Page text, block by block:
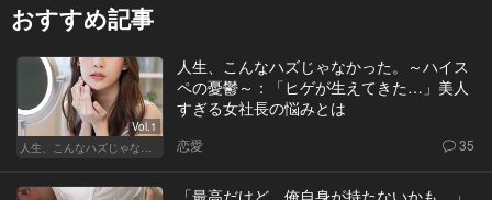
おすすめ記事
Vol.1
人生、こんなハズじゃなかった。～ハイスペの憂鬱～
人生、こんなハズじゃなかった。～ハイス
ペの憂鬱～：「ヒゲが生えてきた…」美人
すぎる女社長の悩みとは
恋愛 35